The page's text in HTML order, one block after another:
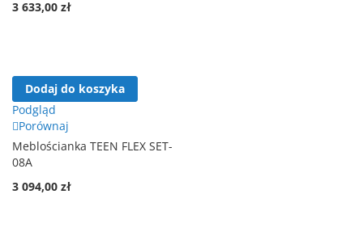
3 633,00 zł
Dodaj do koszyka
Podgląd
Porównaj
Meblościanka TEEN FLEX SET-
08A
3 094,00 zł